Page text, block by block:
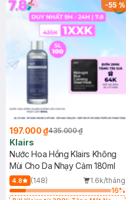
-55%
197.000 ₫435.000 ₫
Klairs
Nước Hoa Hồng Klairs Không
Mùi Cho Da Nhạy Cảm 180ml
4.8 (148)
1.6k/tháng
16%